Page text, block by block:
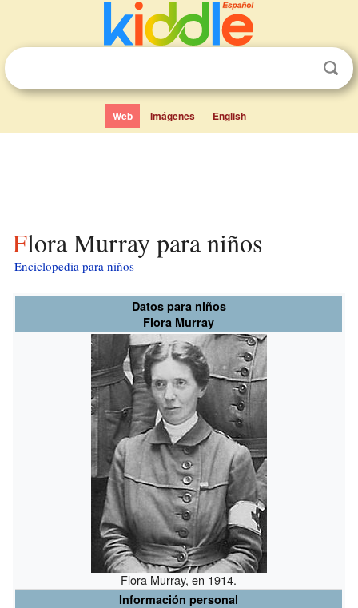
Web Imágenes English
Flora Murray para niños
Enciclopedia para niños
Datos para niños
Flora Murray
Flora Murray, en 1914.
Información personal